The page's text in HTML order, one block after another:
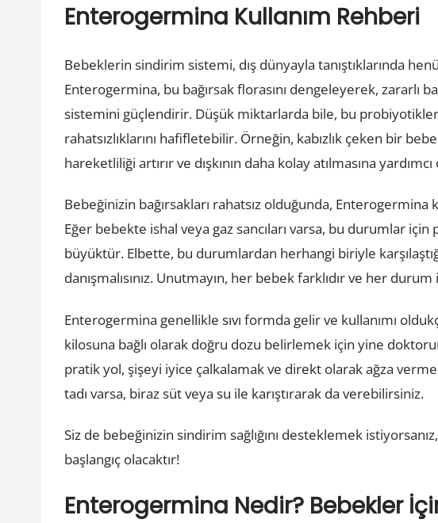
Enterogermina Kullanım Rehberi
Bebeklerin sindirim sistemi, dış dünyayla tanıştıklarında
Enterogermina, bu bağırsak florasını dengeleyerek, zararlı
sistemini güçlendirir. Düşük miktarlarda bile, bu
rahatsızlıklarını hafifletebilir. Örneğin, kabızlık çeken bir
hareketliliği artırır ve dışkının daha kolay atılmasına
Bebeğinizin bağırsakları rahatsız olduğunda,
Eğer bebekte ishal veya gaz sancıları varsa, bu durumlar
büyüktür. Elbette, bu durumlardan herhangi biriyle
danışmalısınız. Unutmayın, her bebek farklıdır ve her
Enterogermina genellikle sıvı formda gelir ve kullanımı
kilosuna bağlı olarak doğru dozu belirlemek için yine
pratik yol, şişeyi iyice çalkalamak ve direkt olarak ağza
tadı varsa, biraz süt veya su ile karıştırarak da verebilirsiniz.
Siz de bebeğinizin sindirim sağlığını desteklemek
başlangıç olacaktır!
Enterogermina Nedir? Bebekler